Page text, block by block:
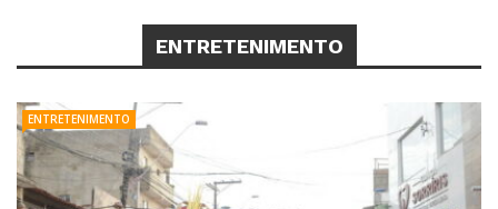
ENTRETENIMENTO
ENTRETENIMENTO